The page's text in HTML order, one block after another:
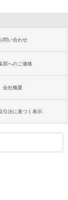
問い合わせ
部へのご連絡
会社概要
引法に基づく表示